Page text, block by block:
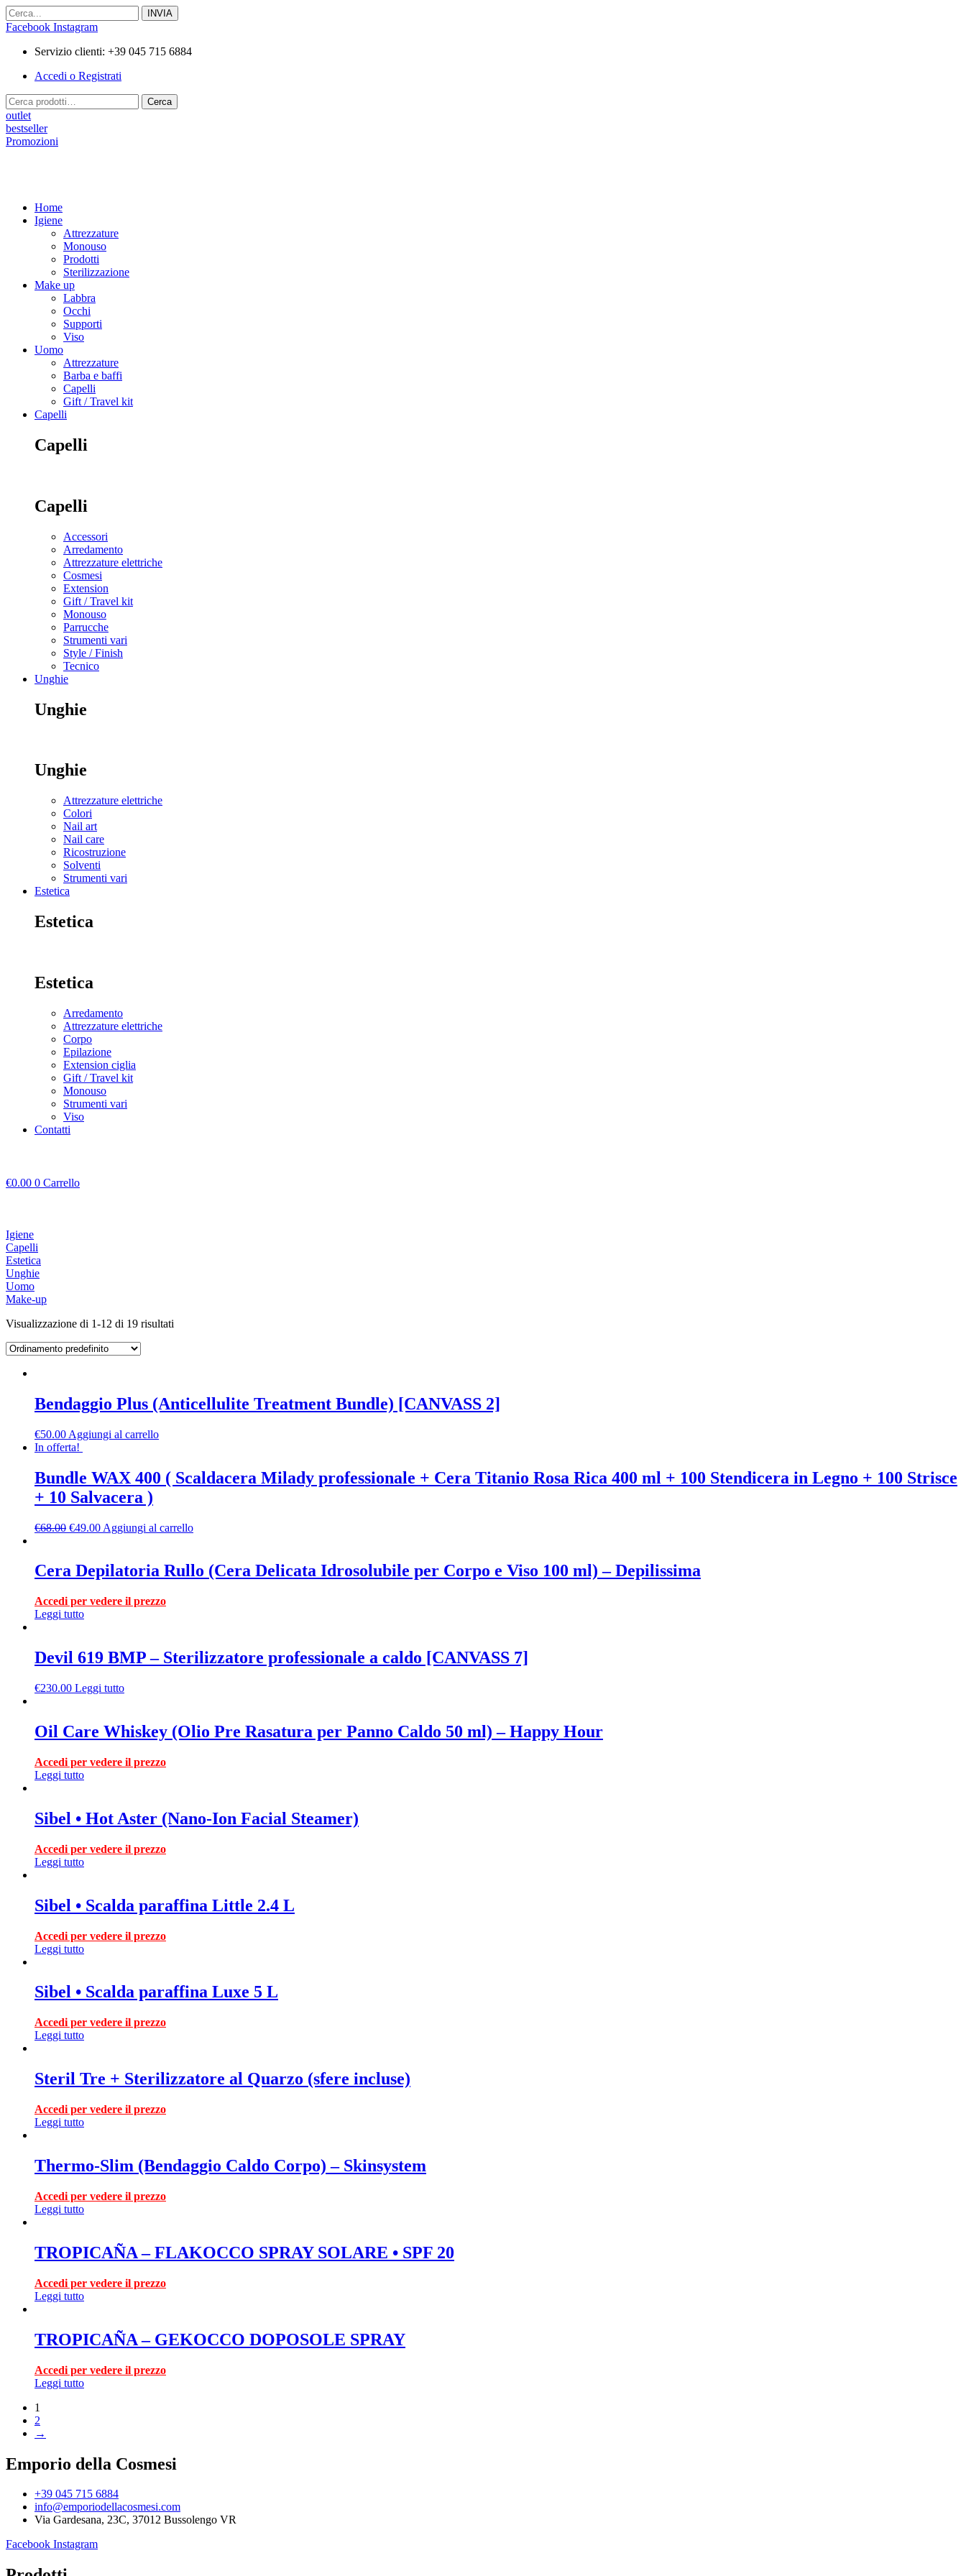
Vai
al
Facebook Instagram
Servizio clienti: +39 045 715 6884
Accedi o Registrati
Cerca:
Cerca
outlet
bestseller
Promozioni
Home
Igiene
Attrezzature
Monouso
Prodotti
Sterilizzazione
Make up
Labbra
Occhi
Supporti
Viso
Uomo
Attrezzature
Barba e baffi
Capelli
Gift / Travel kit
Capelli
Capelli
Capelli
Accessori
Arredamento
Attrezzature elettriche
Cosmesi
Extension
Gift / Travel kit
Monouso
Parrucche
Strumenti vari
Style / Finish
Tecnico
Unghie
Unghie
Unghie
Attrezzature elettriche
Colori
Nail art
Nail care
Ricostruzione
Solventi
Strumenti vari
Estetica
Estetica
Estetica
Arredamento
Attrezzature elettriche
Corpo
Epilazione
Extension ciglia
Gift / Travel kit
Monouso
Strumenti vari
Viso
Contatti
€0.00 0 Carrello
Igiene
Capelli
Estetica
Unghie
Uomo
Make-up
Visualizzazione di 1-12 di 19 risultati
Bendaggio Plus (Anticellulite Treatment Bundle) [CANVASS 2]
€50.00 Aggiungi al carrello
In offerta!
Bundle WAX 400 ( Scaldacera Milady professionale + Cera Titanio Rosa Rica 400 ml + 100 Stendicera in Legno + 100 Strisce
+ 10 Salvacera )
€68.00 €49.00 Aggiungi al carrello
Cera Depilatoria Rullo (Cera Delicata Idrosolubile per Corpo e Viso 100 ml) – Depilissima
Accedi per vedere il prezzo
Leggi tutto
Devil 619 BMP – Sterilizzatore professionale a caldo [CANVASS 7]
€230.00 Leggi tutto
Oil Care Whiskey (Olio Pre Rasatura per Panno Caldo 50 ml) – Happy Hour
Accedi per vedere il prezzo
Leggi tutto
Sibel • Hot Aster (Nano-Ion Facial Steamer)
Accedi per vedere il prezzo
Leggi tutto
Sibel • Scalda paraffina Little 2.4 L
Accedi per vedere il prezzo
Leggi tutto
Sibel • Scalda paraffina Luxe 5 L
Accedi per vedere il prezzo
Leggi tutto
Steril Tre + Sterilizzatore al Quarzo (sfere incluse)
Accedi per vedere il prezzo
Leggi tutto
Thermo-Slim (Bendaggio Caldo Corpo) – Skinsystem
Accedi per vedere il prezzo
Leggi tutto
TROPICAÑA – FLAKOCCO SPRAY SOLARE • SPF 20
Accedi per vedere il prezzo
Leggi tutto
TROPICAÑA – GEKOCCO DOPOSOLE SPRAY
Accedi per vedere il prezzo
Leggi tutto
1
2
→
Emporio della Cosmesi
+39 045 715 6884
info@emporiodellacosmesi.com
Via Gardesana, 23C, 37012 Bussolengo VR
Facebook Instagram